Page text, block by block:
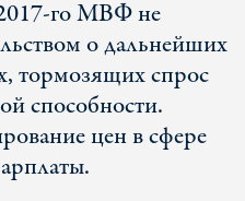
го МВФ не
о дальнейших
тормозящих спрос
способности.
цен в сфере